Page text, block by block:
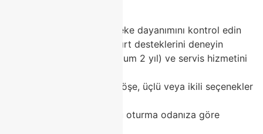
Kumaş kalitesini ve leke dayanımını kontrol edin
Oturma derinliği ve sırt desteklerini deneyin
Garanti süresi (minimum 2 yıl) ve servis hizmetini
Ev ölçünüze uygun köşe, üçlü veya ikili seçenekler
Renk ve stil uyumunu oturma odanıza göre